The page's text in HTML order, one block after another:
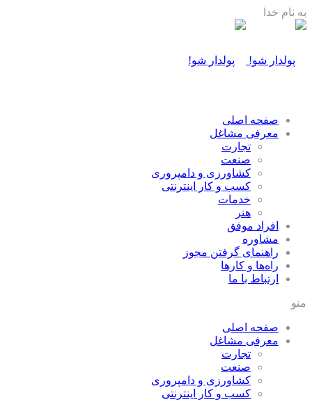
به نام خدا
صفحه اصلی
معرفی مشاغل
تجارت
صنعت
كشاورزی و دامپروری
كسب و كار اينترنتی
خدمات
هنر
افراد موفق
مشاوره
راهنمای گرفتن مجوز
راه‌ها و كارها
ارتباط با ما
منو
صفحه اصلی
معرفی مشاغل
تجارت
صنعت
كشاورزی و دامپروری
كسب و كار اينترنتی